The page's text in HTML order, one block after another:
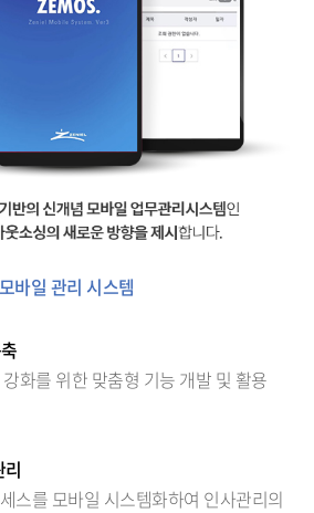
모바일 관리 시스템
화를 위한 맞춤형 기능 개발 및 활용
스를 모바일 시스템화하여 인사관리의